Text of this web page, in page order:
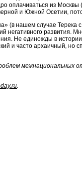
оплачиваться из
и Южной Осетии,
(в нашем случае
негативного развития.
Не единожды в
и часто архаичный, но
межнациональных
.